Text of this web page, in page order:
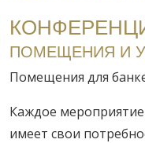
ПОМЕЩЕНИЯ И
Помещения для
Каждое
имеет свои